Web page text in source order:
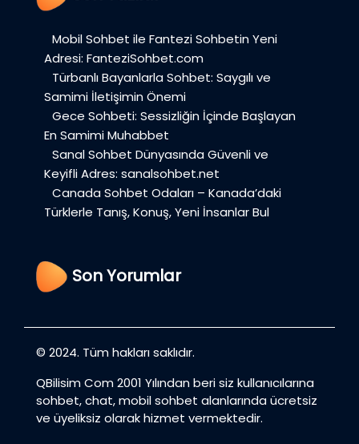
Mobil Sohbet ile Fantezi Sohbetin Yeni
Adresi: FanteziSohbet.com
Türbanlı Bayanlarla Sohbet: Saygılı ve
Samimi İletişimin Önemi
Gece Sohbeti: Sessizliğin İçinde Başlayan
En Samimi Muhabbet
Sanal Sohbet Dünyasında Güvenli ve
Keyifli Adres: sanalsohbet.net
Canada Sohbet Odaları – Kanada’daki
Türklerle Tanış, Konuş, Yeni İnsanlar Bul
Son Yorumlar
© 2024. Tüm hakları saklıdır.
QBilisim Com 2001 Yılından beri siz kullanıcılarına
sohbet, chat, mobil sohbet alanlarında ücretsiz
ve üyeliksiz olarak hizmet vermektedir.